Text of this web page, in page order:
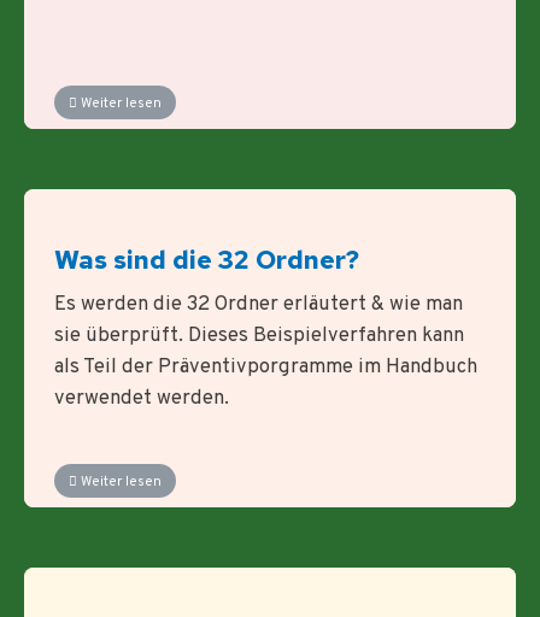
Weiter lesen
Was sind die 32 Ordner?
Es werden die 32 Ordner erläutert & wie man
sie überprüft. Dieses Beispielverfahren kann
als Teil der Präventivporgramme im Handbuch
verwendet werden.
Weiter lesen